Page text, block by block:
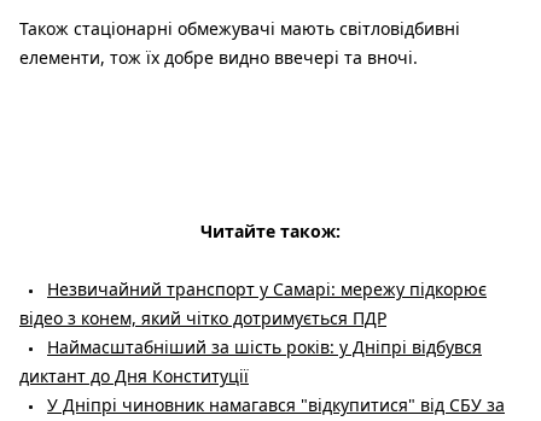
Також стаціонарні обмежувачі мають світловідбивні
елементи, тож їх добре видно ввечері та вночі.
Читайте також:
Незвичайний транспорт у Самарі: мережу підкорює
відео з конем, який чітко дотримується ПДР
Наймасштабніший за шість років: у Дніпрі відбувся
диктант до Дня Конституції
У Дніпрі чиновник намагався "відкупитися" від СБУ за